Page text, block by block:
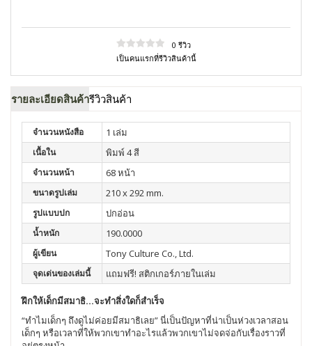
0 รีวิว
เป็นคนแรกที่รีวิวสินค้านี้
รายละเอียดสินค้ารีวิวสินค้า
จำนวนหนังสือ 1 เล่ม
เนื้อใน พิมพ์ 4 สี
จำนวนหน้า 68 หน้า
ขนาดรูปเล่ม 210 x 292 mm.
รูปแบบปก ปกอ่อน
น้ำหนัก 190.0000
ผู้เขียน Tony Culture Co., Ltd.
จุดเด่นของเล่มนี้ แถมฟรี! สติกเกอร์ภายในเล่ม
ฝึกให้เด็กมีสมาธิ…จะทำสิ่งใดก็สำเร็จ
“ทำไมเด็กๆ ถึงดูไม่ค่อยมีสมาธิเลย” นี่เป็นปัญหาที่น่าเป็นห่วงเวลาสอน
เด็กๆ หรือเวลาที่ให้พวกเขาทำอะไรแล้วพวกเขาไม่จดจ่อกับเรื่องราวที่